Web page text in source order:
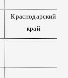
Краснодарский
край